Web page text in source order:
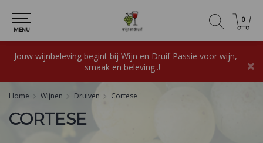
0
0
MENU
Jouw wijnbeleving begint bij Wijn en Druif Passie voor wijn,
smaak en beleving..!
×
Home Wijnen Druiven Cortese
CORTESE